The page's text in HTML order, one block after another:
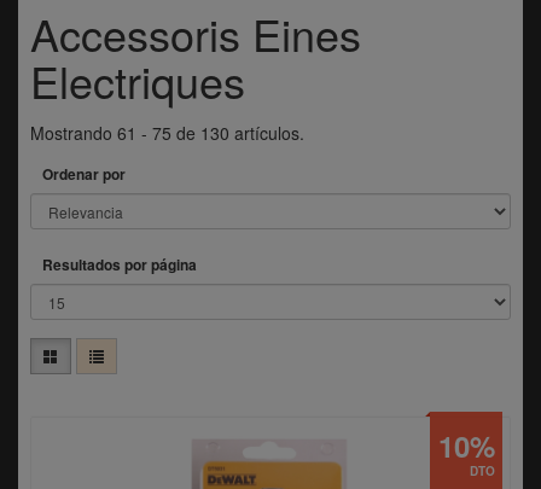
Accessoris Eines
Electriques
Mostrando 61 - 75 de 130 artículos.
Ordenar por
Resultados por página
DTO
10%